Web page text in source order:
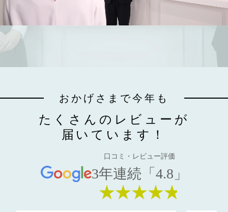
おかげさまで今年も
たくさんのレビューが
届いています！
口コミ・レビュー評価
3年連続「4.8」
★★★★★